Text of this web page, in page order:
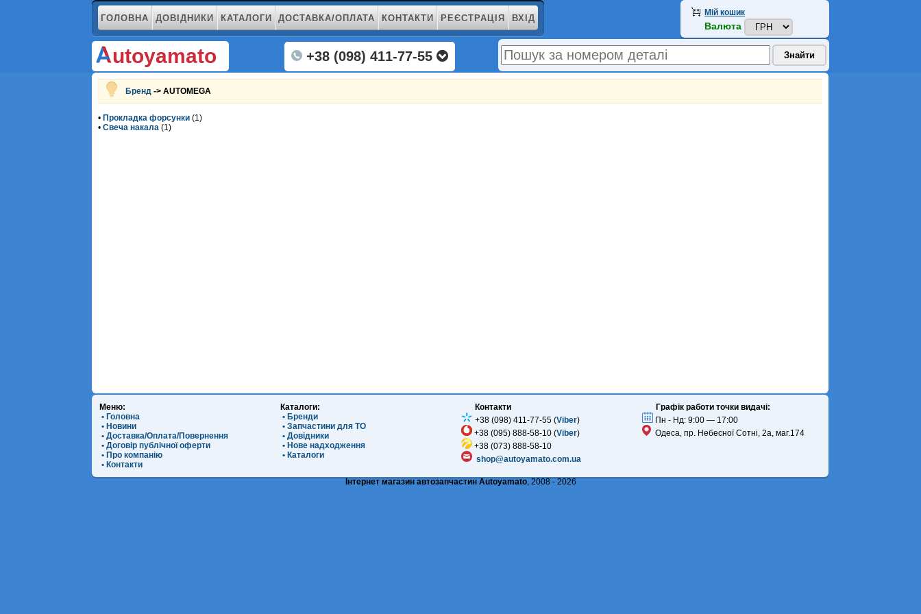
ГОЛОВНА ДОВІДНИКИ КАТАЛОГИ ДОСТАВКА/ОПЛАТА КОНТАКТИ РЕЄСТРАЦІЯ ВХІД
utoyamato +38 (098) 411-77-55
Мій кошик
Валюта
Бренд -> AUTOMEGA
• Прокладка форсунки (1)
•Свеча накала (1)
Меню:
• Головна
• Новини
• Доставка/Оплата/Повернення
• Договір публічної оферти
• Про компанію
• Контакти
Каталоги:
• Бренди
• Запчастини для ТО
• Довідники
• Нове надходження
• Каталоги
Контакти
+38 (098) 411-77-55 (Viber)
+38 (095) 888-58-10 (Viber)
+38 (073) 888-58-10
shop@autoyamato.com.ua
Графік работи точки видачі:
Пн - Нд: 9:00 — 17:00
Одеса, пр. Небесної Сотні, 2а, маг.174
Інтернет магазин автозапчастин Autoyamato, 2008 - 2026